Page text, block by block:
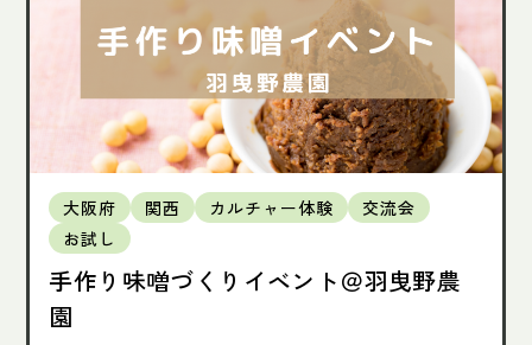
大阪府 関西 カルチャー体験
交流会
お試し
手作り味噌づくりイベント＠羽曳野農
園